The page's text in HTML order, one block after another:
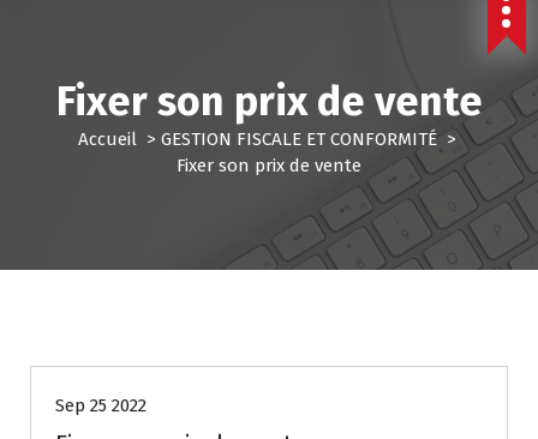
Fixer son prix de vente
Accueil> GESTION FISCALE ET CONFORMITÉ>
Fixer son prix de vente
Sep 25 2022